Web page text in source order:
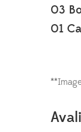
03
01